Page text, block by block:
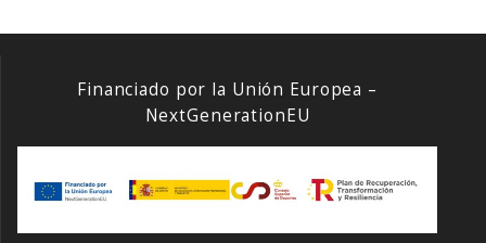
Financiado por la Unión Europea –
NextGenerationEU